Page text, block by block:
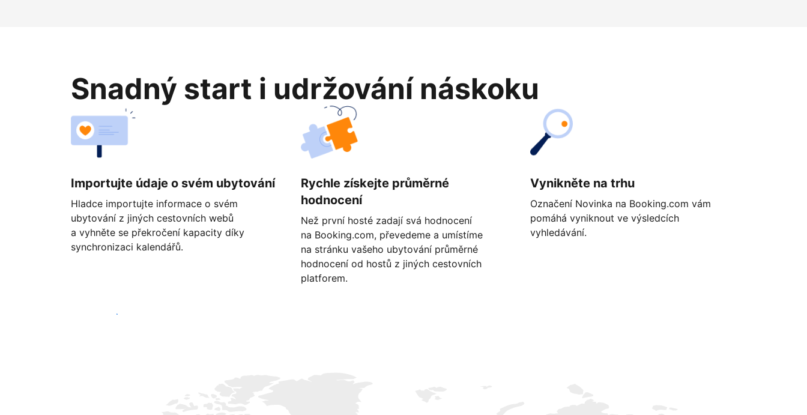
Snadný start i udržování náskoku
Importujte údaje o svém ubytování
Hladce importujte informace o svém
ubytování z jiných cestovních webů
a vyhněte se překročení kapacity díky
synchronizaci kalendářů.
Rychle získejte průměrné
hodnocení
Než první hosté zadají svá hodnocení
na Booking.com, převedeme a umístíme
na stránku vašeho ubytování průměrné
hodnocení od hostů z jiných cestovních
platforem.
Vynikněte na trhu
Označení Novinka na Booking.com vám
pomáhá vyniknout ve výsledcích
vyhledávání.
Začít ještě dnes